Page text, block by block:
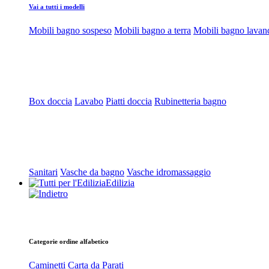
Vai a tutti i modelli
Mobili bagno sospeso Mobili bagno a terra Mobili bagno
Box doccia Lavabo Piatti doccia Rubinetteria bagno
Sanitari Vasche da bagno Vasche idromassaggio
Edilizia
Categorie ordine alfabetico
Caminetti Carta da Parati